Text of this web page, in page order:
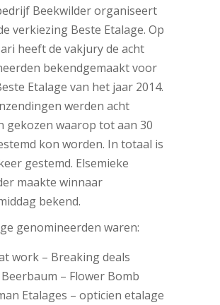
Beekwilder organiseert
verkiezing Beste Etalage. Op
heeft de vakjury de acht
bekendgemaakt voor
Etalage van het jaar 2014.
werden acht
gekozen waarop tot aan 30
kon worden. In totaal is
gestemd. Elsemieke
maakte winnaar
bekend.
genomineerden waren:
work – Breaking deals
– Flower Bomb
Etalages – opticien etalage